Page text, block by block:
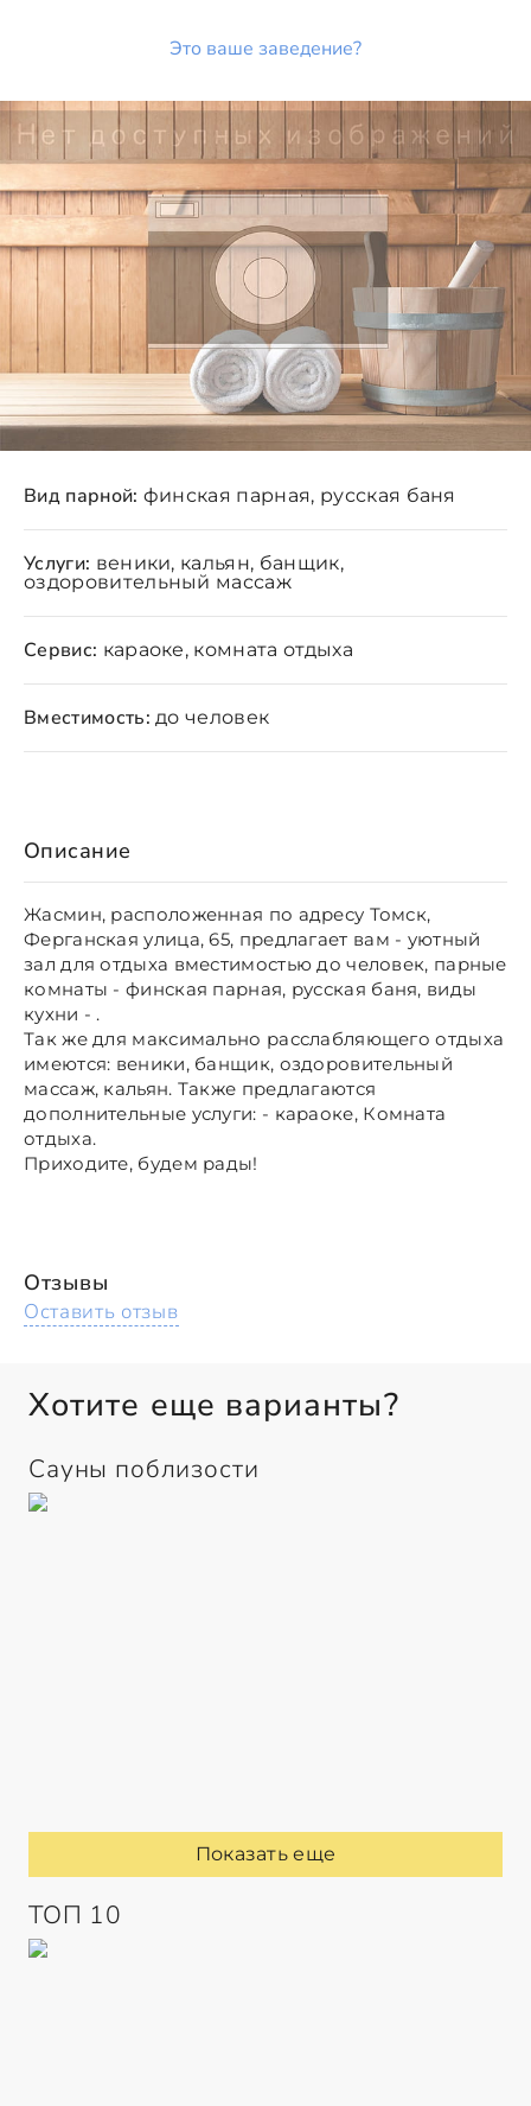
Это ваше заведение?
Описание
Жасмин, расположенная по адресу Томск,
Ферганская улица, 65, предлагает вам - уютный
зал для отдыха вместимостью до человек, парные
комнаты - финская парная, русская баня, виды
кухни - .
Так же для максимально расслабляющего отдыха
имеются: веники, банщик, оздоровительный
массаж, кальян. Также предлагаются
дополнительные услуги: - караоке, Комната
отдыха.
Приходите, будем рады!
Вид парной: финская парная, русская баня
Услуги: веники, кальян, банщик,
оздоровительный массаж
Сервис: караоке, комната отдыха
Вместимость: до человек
Отзывы
Оставить отзыв
Хотите еще варианты?
Сауны поблизости
Показать еще
ТОП 10